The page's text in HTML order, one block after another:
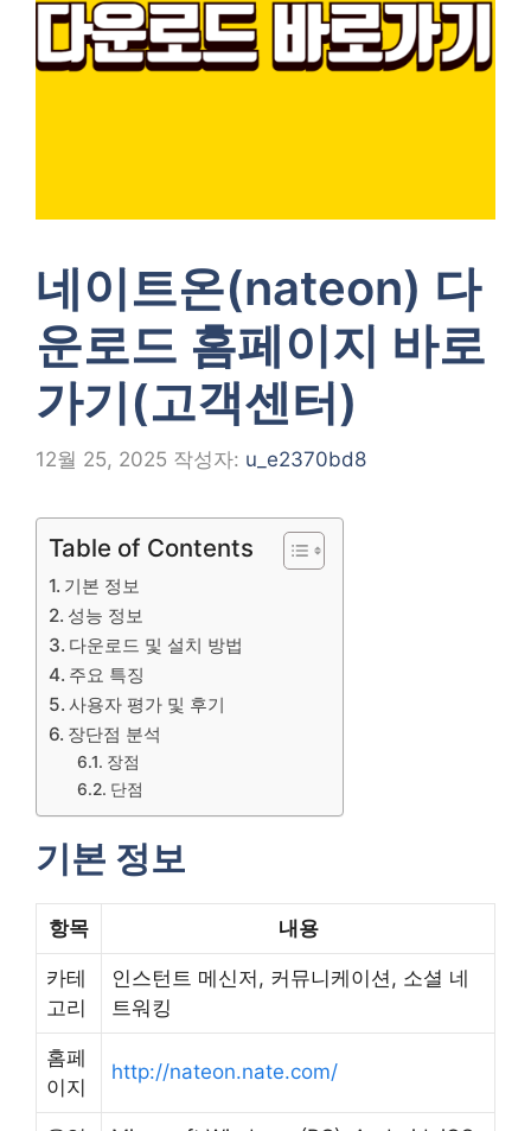
네이트온(nateon) 다
운로드 홈페이지 바로
가기(고객센터)
12월 25, 2025 작성자: u_e2370bd8
Table of Contents
기본 정보
성능 정보
다운로드 및 설치 방법
주요 특징
사용자 평가 및 후기
장단점 분석
장점
단점
기본 정보
항목 내용
카테
고리
인스턴트 메신저, 커뮤니케이션, 소셜 네
트워킹
홈페
이지
http://nateon.nate.com/